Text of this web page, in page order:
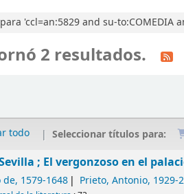
'ccl=an:5829 and su-
2 resultados.
todo Seleccionar títulos para:
; El vergonzoso en el
de, 1579-1648 Prieto, Antonio, 1929-